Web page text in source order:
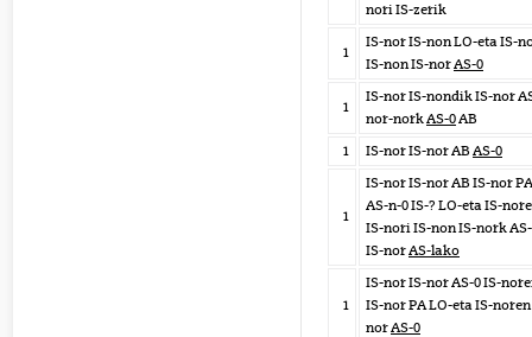
nori IS-zerik
1
IS-nor IS-non LO-eta IS-
IS-non IS-norAS-0
1
IS-nor IS-nondik IS-nor
nor-norkAS-0AB
1
IS-nor IS-nor AB AS-0
1
IS-nor IS-nor AB IS-nor PA
AS-n-0 IS-? LO-eta IS-
IS-nori IS-non IS-nork
IS-norAS-lako
1
IS-nor IS-nor AS-0 IS-
IS-nor PA LO-eta IS-
norAS-0